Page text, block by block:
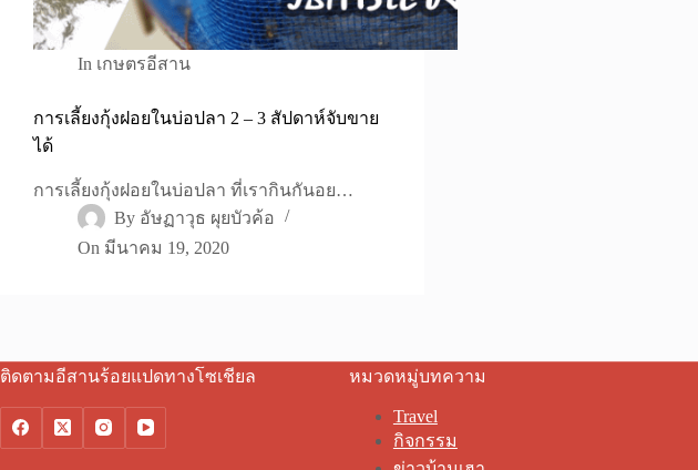
In เกษตรอีสาน
การเลี้ยงกุ้งฝอยในบ่อปลา 2 – 3 สัปดาห์จับขาย
ได้
การเลี้ยงกุ้งฝอยในบ่อปลา ที่เรากินกันอย…
By อัษฏาวุธ ผุยบัวค้อ
On มีนาคม 19, 2020
ติดตามอีสานร้อยแปดทางโซเชียล หมวดหมู่บทความ
Travel
กิจกรรม